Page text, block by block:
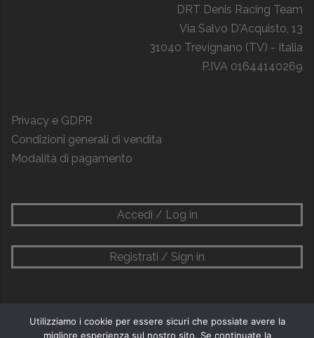
DRT Denis Racing Team
Via Salvo D'Acquisto, 13
31040 Trevignano (TV) - Italia
P.IVA 01644140269
Privacy e GDPR
Condizioni generali di vendita
Modalità di pagamento
Accedi / Log in
Registrati / Sign in
Utilizziamo i cookie per essere sicuri che possiate avere la
migliore esperienza sul nostro sito. Se continuate la